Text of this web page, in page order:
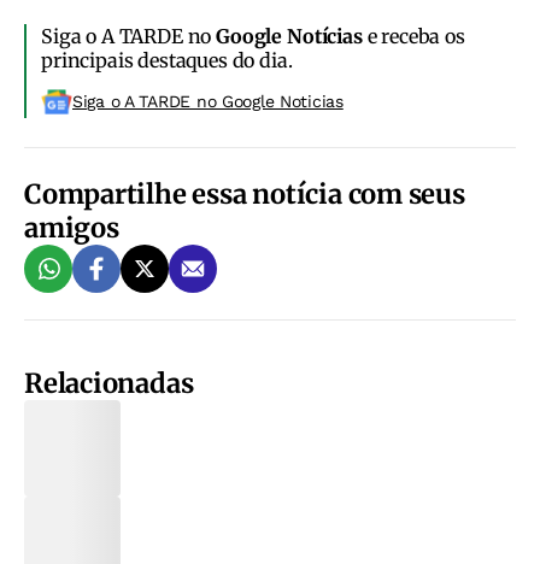
Siga o A TARDE noGoogle Notíciase receba os
principais destaques do dia.
Siga o A TARDE no Google Noticias
Compartilhe essa notícia com seus
amigos
Relacionadas